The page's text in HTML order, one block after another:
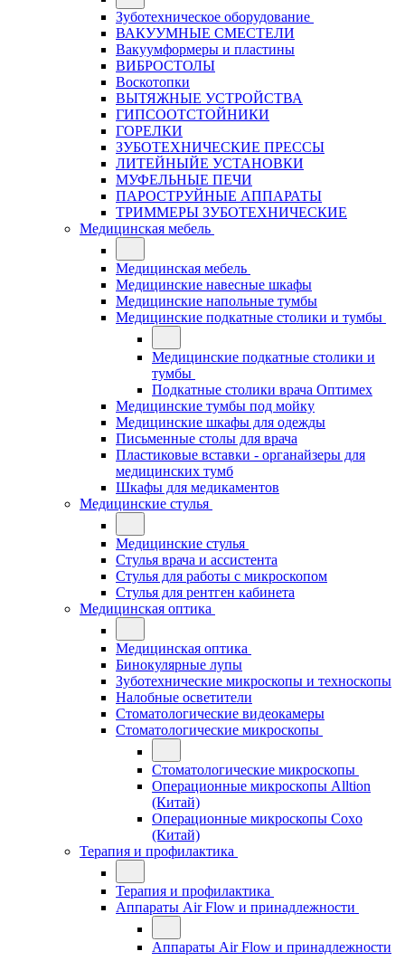
Зуботехническое оборудование
ВАКУУМНЫЕ СМЕСТЕЛИ
Вакуумформеры и пластины
ВИБРОСТОЛЫ
Воскотопки
ВЫТЯЖНЫЕ УСТРОЙСТВА
ГИПСООТСТОЙНИКИ
ГОРЕЛКИ
ЗУБОТЕХНИЧЕСКИЕ ПРЕССЫ
ЛИТЕЙНЫЙЕ УСТАНОВКИ
МУФЕЛЬНЫЕ ПЕЧИ
ПАРОСТРУЙНЫЕ АППАРАТЫ
ТРИММЕРЫ ЗУБОТЕХНИЧЕСКИЕ
Медицинская мебель
Медицинская мебель
Медицинские навесные шкафы
Медицинские напольные тумбы
Медицинские подкатные столики и тумбы
Медицинские подкатные столики и
тумбы
Подкатные столики врача Оптимех
Медицинские тумбы под мойку
Медицинские шкафы для одежды
Письменные столы для врача
Пластиковые вставки - органайзеры для
медицинских тумб
Шкафы для медикаментов
Медицинские стулья
Медицинские стулья
Стулья врача и ассистента
Стулья для работы с микроскопом
Стулья для рентген кабинета
Медицинская оптика
Медицинская оптика
Бинокулярные лупы
Зуботехнические микроскопы и техноскопы
Налобные осветители
Стоматологические видеокамеры
Стоматологические микроскопы
Стоматологические микроскопы
Операционные микроскопы Alltion
(Китай)
Операционные микроскопы Coxo
(Китай)
Терапия и профилактика
Терапия и профилактика
Аппараты Air Flow и принадлежности
Аппараты Air Flow и принадлежности